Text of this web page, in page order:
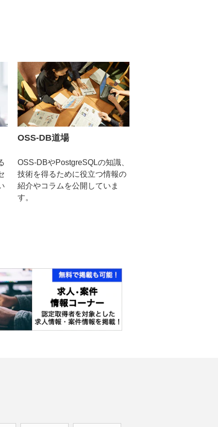
OSS-DB道場
OSS-DBやPostgreSQLの知識、
技術を得るために役立つ情報の
紹介やコラムを公開していま
す。